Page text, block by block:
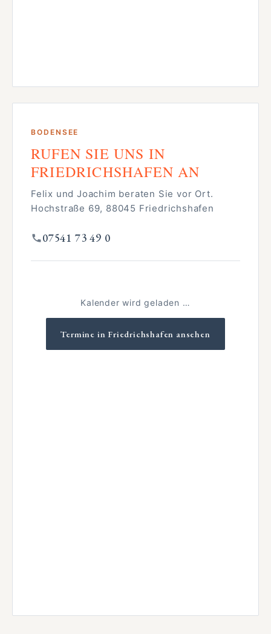
BODENSEE
RUFEN SIE UNS IN
FRIEDRICHSHAFEN AN
Felix und Joachim beraten Sie vor Ort.
Hochstraße 69, 88045 Friedrichshafen
07541 73 49 0
Kalender wird geladen …
Termine in Friedrichshafen ansehen